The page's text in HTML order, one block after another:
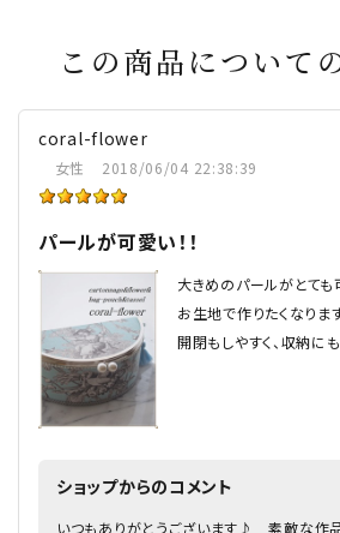
この商品について
coral-flower
女性 2018/06/04 22:38:39
パールが可愛い！！
大きめのパールがとても
お生地で作りたくなります
開閉もしやすく、収納に
ショップからのコメント
いつもありがとうございます♪ 素敵な作